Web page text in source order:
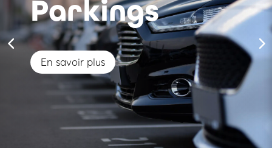
Parkings
En savoir plus